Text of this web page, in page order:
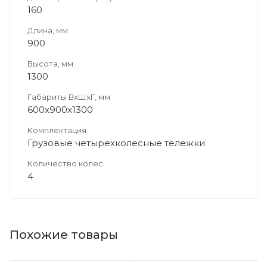
160
Длина, мм
900
Высота, мм
1300
Габариты ВхШхГ, мм
600х900х1300
Комплектация
Грузовые четырехколесные тележки
Количество колес
4
Похожие товары